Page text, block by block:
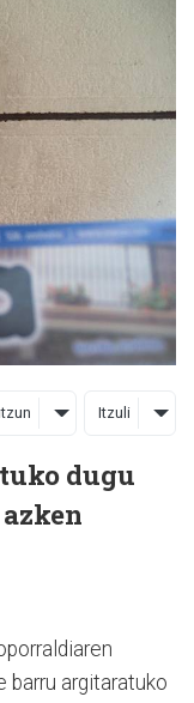
Itzuli
dugu
barru argitaratuko